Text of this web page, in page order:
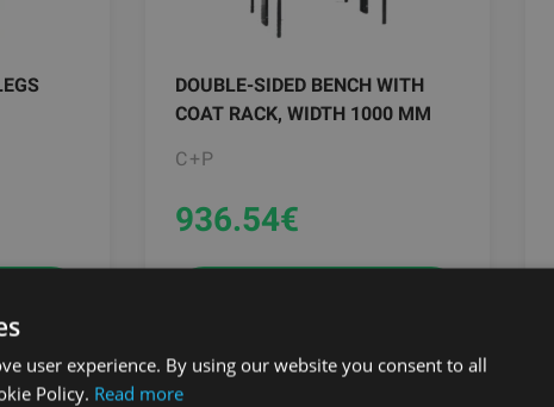
DOUBLE-SIDED BENCH WITH
COAT RACK, WIDTH 1000 MM
C+P
936.54€
user experience. By using our website you consent to all
Policy. Read more